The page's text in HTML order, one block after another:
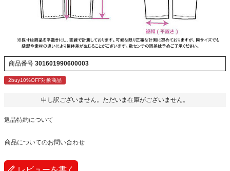
商品番号 301601990600003
2buy10%OFF対象商品
申し訳ございません。ただいま在庫がございません。
返品特約について
商品についてのお問い合わせ